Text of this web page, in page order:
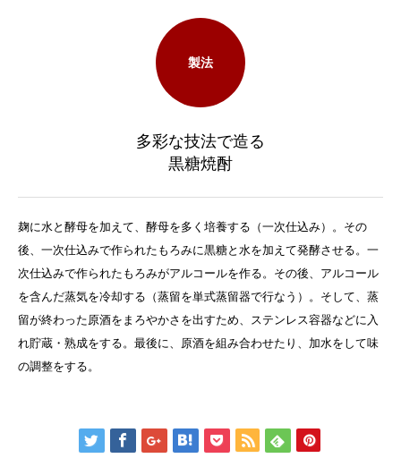
製法
多彩な技法で造る
黒糖焼酎
麹に水と酵母を加えて、酵母を多く培養する（一次仕込み）。その
後、一次仕込みで作られたもろみに黒糖と水を加えて発酵させる。一
次仕込みで作られたもろみがアルコールを作る。その後、アルコール
を含んだ蒸気を冷却する（蒸留を単式蒸留器で行なう）。そして、蒸
留が終わった原酒をまろやかさを出すため、ステンレス容器などに入
れ貯蔵・熟成をする。最後に、原酒を組み合わせたり、加水をして味
の調整をする。